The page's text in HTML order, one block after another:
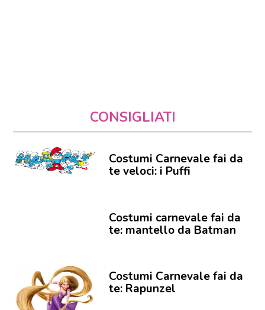
CONSIGLIATI
Costumi Carnevale fai da
te veloci: i Puffi
Costumi carnevale fai da
te: mantello da Batman
Costumi Carnevale fai da
te: Rapunzel